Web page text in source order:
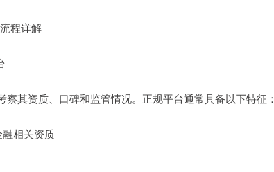
程详解
察其资质、口碑和监管情况。正规平台通常具备以下特征：
相关资质